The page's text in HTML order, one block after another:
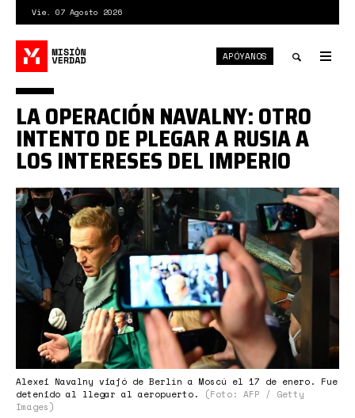
contenido
principal
Vie. 07 Agosto 2026
search
APÓYANOS
navalni.jpg
Alexei Navalny viajó de Berlín a Moscú el 17 de enero. Fue
detenido al llegar al aeropuerto.
(Foto: AFP / Getty
Images)
LA OPERACIÓN NAVALNY: OTRO
INTENTO DE PLEGAR A RUSIA A
LOS INTERESES DEL IMPERIO